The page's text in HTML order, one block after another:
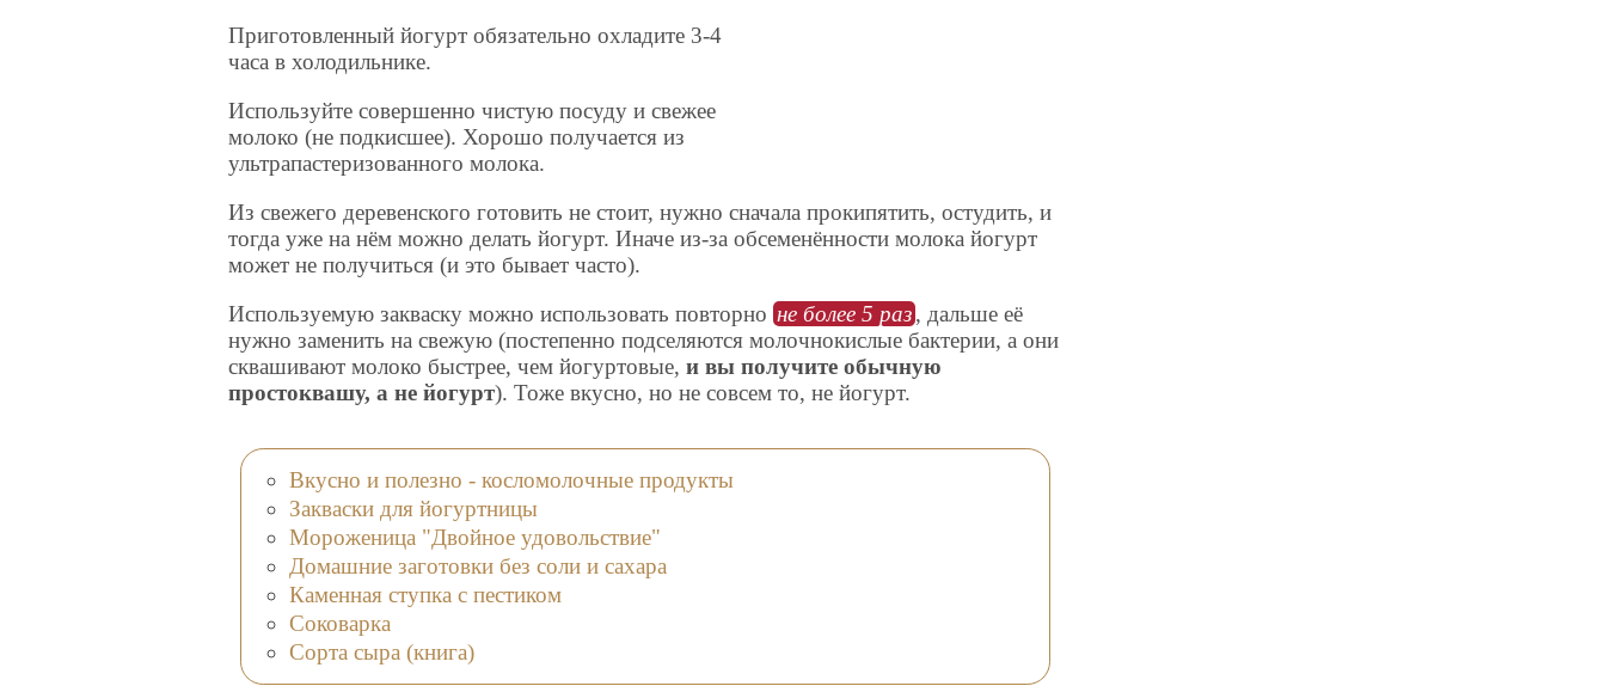
Приготовленный йогурт обязательно охладите 3-4
часа в холодильнике.
Используйте совершенно чистую посуду и свежее
молоко (не подкисшее). Хорошо получается из
ультрапастеризованного молока.
Из свежего деревенского готовить не стоит, нужно сначала прокипятить, остудить, и
тогда уже на нём можно делать йогурт. Иначе из-за обсеменённости молока йогурт
может не получиться (и это бывает часто).
Используемую закваску можно использовать повторноне более 5 раз, дальше её
нужно заменить на свежую (постепенно подселяются молочнокислые бактерии, а они
сквашивают молоко быстрее, чем йогуртовые,и вы получите обычную
простоквашу, а не йогурт). Тоже вкусно, но не совсем то, не йогурт.
Вкусно и полезно - косломолочные продукты
Закваски для йогуртницы
Мороженица "Двойное удовольствие"
Домашние заготовки без соли и сахара
Каменная ступка с пестиком
Соковарка
Сорта сыра (книга)